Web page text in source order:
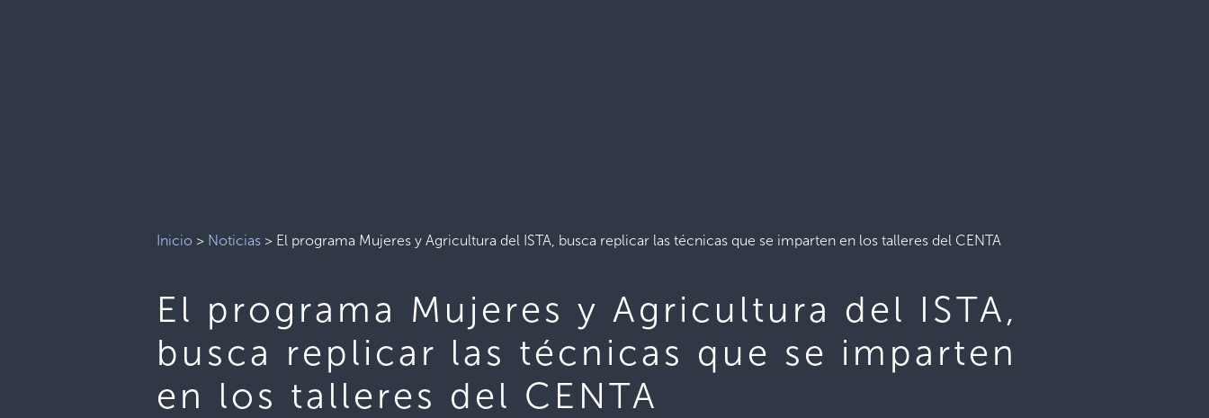
Inicio > Noticias > El programa Mujeres y Agricultura del ISTA, busca replicar las técnicas que se imparten en los talleres del CENTA
El programa Mujeres y Agricultura del ISTA,
busca replicar las técnicas que se imparten
en los talleres del CENTA